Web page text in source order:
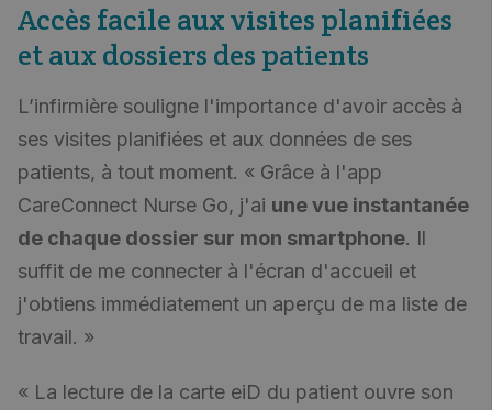
Accès facile aux visites planifiées
et aux dossiers des patients
L’infirmière souligne l'importance d'avoir accès à
ses visites planifiées et aux données de ses
patients, à tout moment. « Grâce à l'app
CareConnect Nurse Go, j'ai une vue instantanée
de chaque dossier sur mon smartphone. Il
suffit de me connecter à l'écran d'accueil et
j'obtiens immédiatement un aperçu de ma liste de
travail. »
« La lecture de la carte eiD du patient ouvre son